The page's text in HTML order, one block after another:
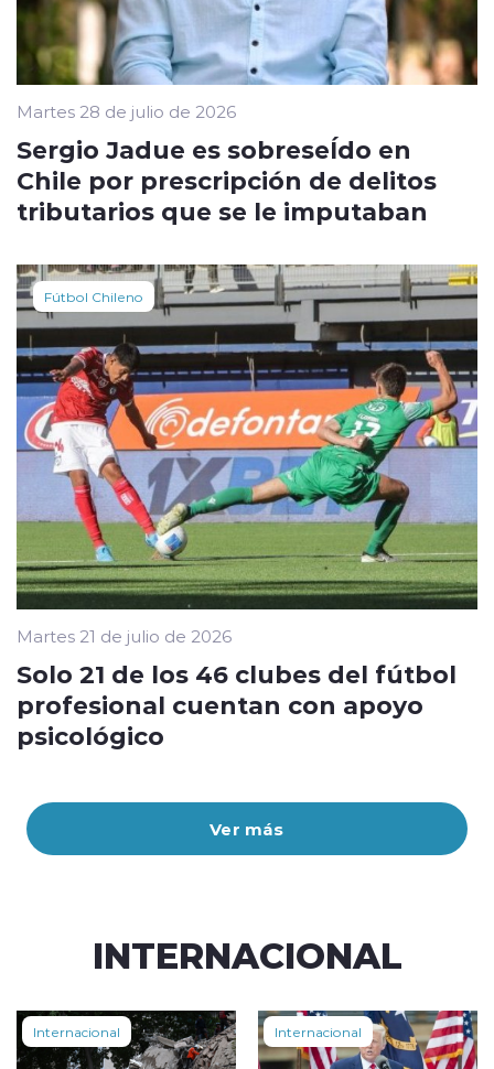
Ver más
Martes 28 de julio de 2026
Sergio Jadue es sobreseÍdo en
Chile por prescripción de delitos
tributarios que se le imputaban
Fútbol Chileno
Martes 21 de julio de 2026
Solo 21 de los 46 clubes del fútbol
profesional cuentan con apoyo
psicológico
INTERNACIONAL
Internacional Internacional